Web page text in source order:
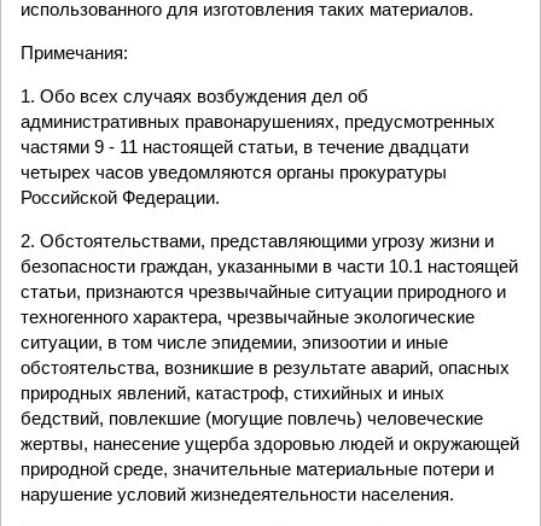
использованного для изготовления таких материалов.
Примечания:
1. Обо всех случаях возбуждения дел об
административных правонарушениях, предусмотренных
частями 9 - 11 настоящей статьи, в течение двадцати
четырех часов уведомляются органы прокуратуры
Российской Федерации.
2. Обстоятельствами, представляющими угрозу жизни и
безопасности граждан, указанными в части 10.1 настоящей
статьи, признаются чрезвычайные ситуации природного и
техногенного характера, чрезвычайные экологические
ситуации, в том числе эпидемии, эпизоотии и иные
обстоятельства, возникшие в результате аварий, опасных
природных явлений, катастроф, стихийных и иных
бедствий, повлекшие (могущие повлечь) человеческие
жертвы, нанесение ущерба здоровью людей и окружающей
природной среде, значительные материальные потери и
нарушение условий жизнедеятельности населения.